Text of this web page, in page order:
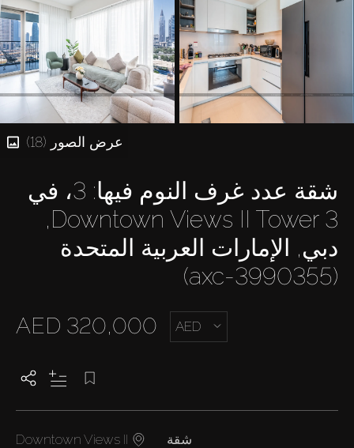
عرض الصور (18)
شقة عدد غرف النوم فيها: 3، في
Downtown Views II Tower 3,
دبي, الإمارات العربية المتحدة
(axc-3990355)
AED 320,000 AED
Downtown Views II
شقة